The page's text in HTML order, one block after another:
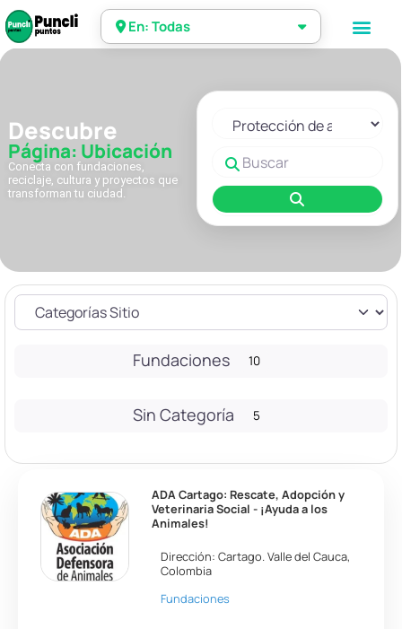
En: Todas
Descubre
Página: Ubicación
Conecta con fundaciones,
reciclaje, cultura y proyectos que
transforman tu ciudad.
Seleccionar el formulario de
Buscar
Fundaciones 10
Sin Categoría 5
ADA Cartago: Rescate, Adopción y
Veterinaria Social - ¡Ayuda a los
Animales!
Dirección:Cartago.Valle del Cauca,
Colombia
Fundaciones